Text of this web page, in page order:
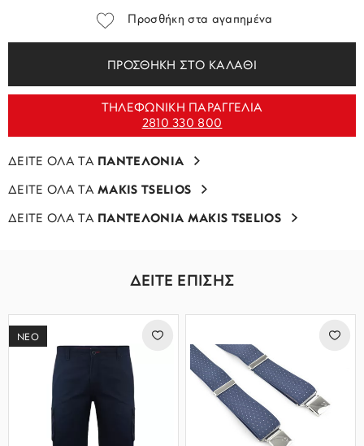
Προσθήκη στα αγαπημένα
ΠΡΟΣΘΗΚΗ ΣΤΟ ΚΑΛΑΘΙ
ΤΗΛΕΦΩΝΙΚΗ ΠΑΡΑΓΓΕΛΙΑ
2810 330 800
ΔΕΙΤΕ ΟΛΑ ΤΑ ΠΑΝΤΕΛΟΝΙΑ
ΔΕΙΤΕ ΟΛΑ ΤΑMAKIS TSELIOS
ΔΕΙΤΕ ΟΛΑ ΤΑ ΠΑΝΤΕΛΟΝΙΑ MAKIS TSELIOS
ΔΕΙΤΕ ΕΠΙΣΗΣ
ΝΕΟ